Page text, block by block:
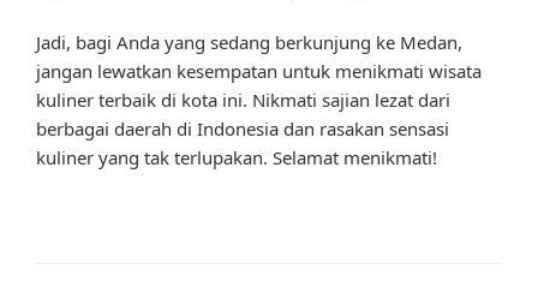
Jadi, bagi Anda yang sedang berkunjung ke Medan,
jangan lewatkan kesempatan untuk menikmati wisata
kuliner terbaik di kota ini. Nikmati sajian lezat dari
berbagai daerah di Indonesia dan rasakan sensasi
kuliner yang tak terlupakan. Selamat menikmati!